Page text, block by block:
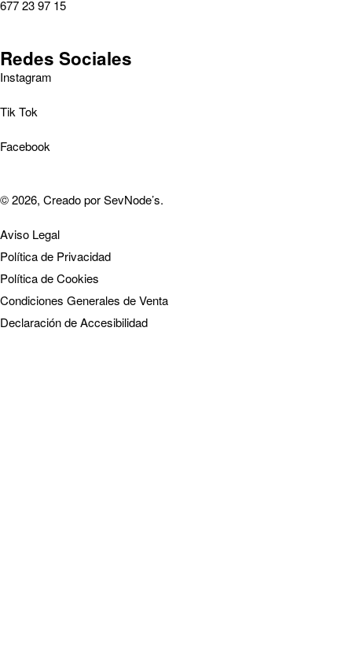
677 23 97 15
Redes Sociales
Instagram
Tik Tok
Facebook
© 2026, Creado porSevNode’s.
Aviso Legal
Política de Privacidad
Política de Cookies
Condiciones Generales de Venta
Declaración de Accesibilidad